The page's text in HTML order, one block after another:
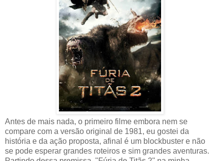
Antes de mais nada, o primeiro filme embora nem se
compare com a versão original de 1981, eu gostei da
história e da ação proposta, afinal é um blockbuster e não
se pode esperar grandes roteiros e sim grandes aventuras.